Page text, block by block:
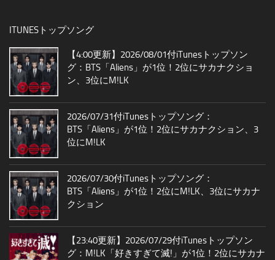
ITUNESトップソング
【4:00更新】2026/08/01付iTunesトップソン
グ：BTS「Aliens」が1位！2位にサカナクショ
ン、3位にM!LK
2026/07/31付iTunesトップソング：
BTS「Aliens」が1位！2位にサカナクション、3
位にM!LK
2026/07/30付iTunesトップソング：
BTS「Aliens」が1位！2位にM!LK、3位にサカナ
クション
【23:40更新】2026/07/29付iTunesトップソン
グ：M!LK「好きすぎて滅!」が1位！2位にサカナ